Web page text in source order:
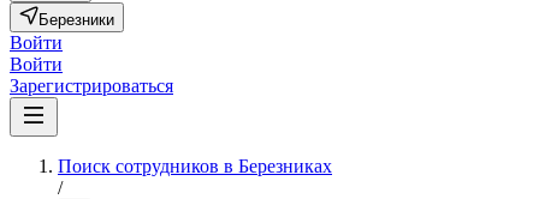
Березники
Войти
Войти
Зарегистрироваться
Поиск сотрудников в Березниках
/